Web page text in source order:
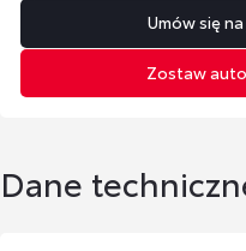
Umów się
Zostaw
Dane